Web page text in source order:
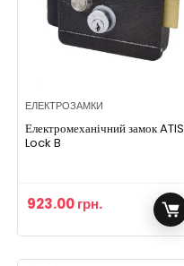
ЕЛЕКТРОЗАМКИ
Електромеханічний замок ATIS
Lock B
923.00грн.